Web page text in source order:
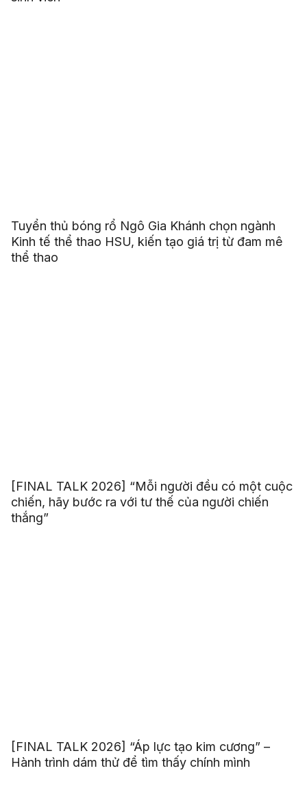
Tuyển thủ bóng rổ Ngô Gia Khánh chọn ngành
Kinh tế thể thao HSU, kiến tạo giá trị từ đam mê
thể thao
[FINAL TALK 2026] “Mỗi người đều có một cuộc
chiến, hãy bước ra với tư thế của người chiến
thắng”
[FINAL TALK 2026] “Áp lực tạo kim cương” –
Hành trình dám thử để tìm thấy chính mình